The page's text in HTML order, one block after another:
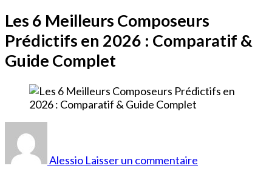
Les 6 Meilleurs Composeurs
Prédictifs en 2026 : Comparatif &
Guide Complet
Alessio Laisser un commentaire
Meilleurs